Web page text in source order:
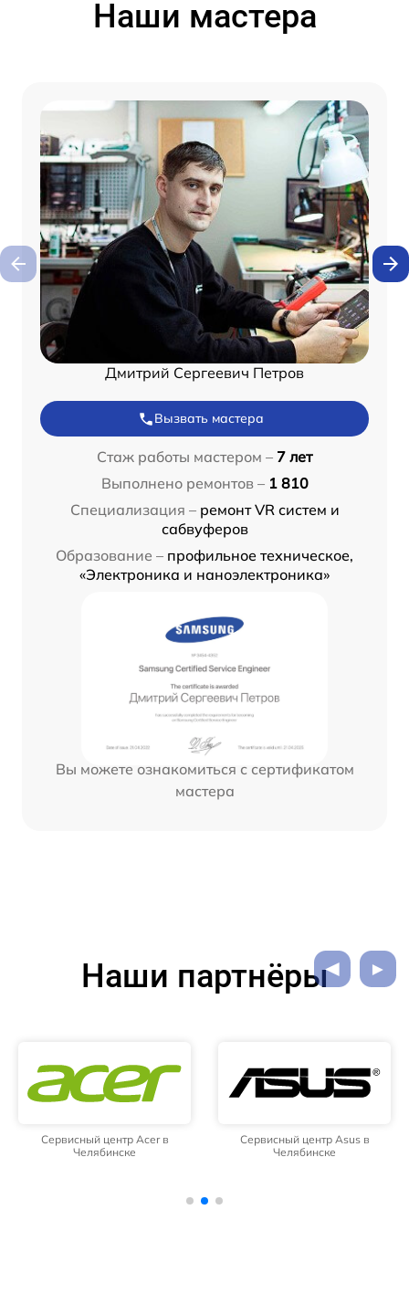
Наши мастера
Дмитрий Сергеевич Петров
Вызвать мастера
Стаж работы мастером – 7 лет
Выполнено ремонтов – 1 810
Специализация – ремонт VR систем и
сабвуферов
Образование – профильное техническое,
«Электроника и наноэлектроника»
Вы можете ознакомиться с сертификатом
мастера
Наши партнёры
Сервисный центр Acer в
Челябинске
Сервисный центр Asus в
Челябинске